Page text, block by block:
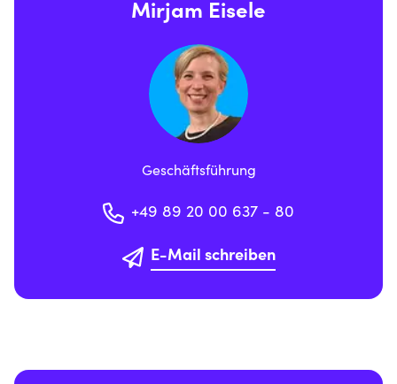
Mirjam Eisele
Geschäftsführung
+49 89 20 00 637 - 80
E-Mail schreiben